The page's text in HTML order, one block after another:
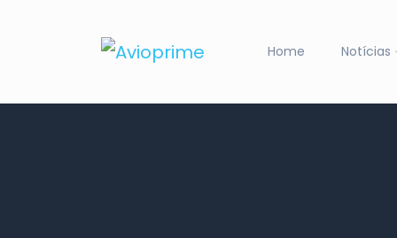
Home Notícias